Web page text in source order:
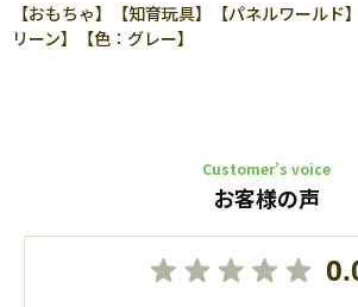
【おもちゃ】【知育玩具】【パネルワールド
リーン】【色：グレー】
Customer’s voice
お客様の声